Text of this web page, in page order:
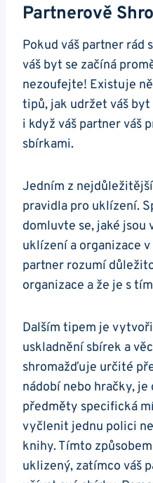
Partnerově
Pokud váš partner rád
váš byt se začíná
nezoufejte! Existuje
tipů, jak udržet váš
i když váš partner váš
sbírkami.
Jedním z
pravidla pro uklízení.
domluvte se, jaké jsou
uklízení a organizace
partner rozumí
organizace a že je s
Dalším tipem je
uskladnění sbírek a
shromažďuje určité
nádobí nebo hračky,
předměty specifická
vyčlenit jednu polici
knihy. Tímto
uklizený, zatímco váš